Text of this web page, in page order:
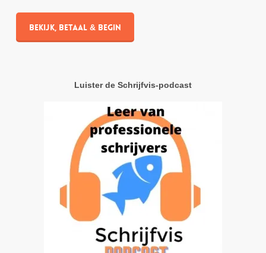
Bekijk, betaal & begin
Luister de Schrijfvis-podcast